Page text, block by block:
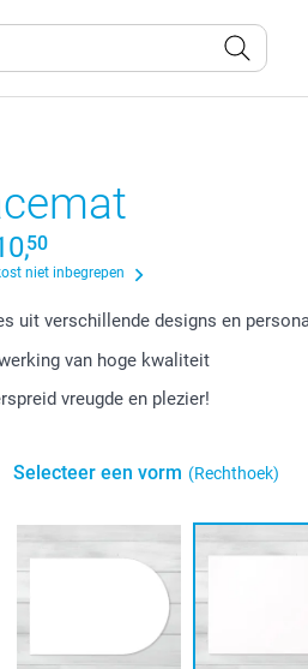
50
niet inbegrepen
uit verschillende designs en
van hoge kwaliteit
vreugde en plezier!
Selecteer een vorm (Rechthoek)